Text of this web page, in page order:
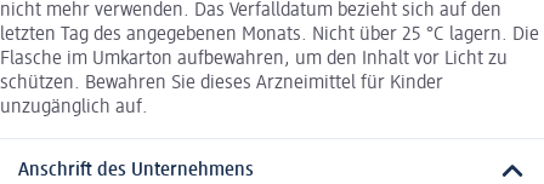
nicht mehr verwenden. Das Verfalldatum bezieht sich auf den
letzten Tag des angegebenen Monats. Nicht über 25 °C lagern. Die
Flasche im Umkarton aufbewahren, um den Inhalt vor Licht zu
schützen. Bewahren Sie dieses Arzneimittel für Kinder
unzugänglich auf.
Anschrift des Unternehmens